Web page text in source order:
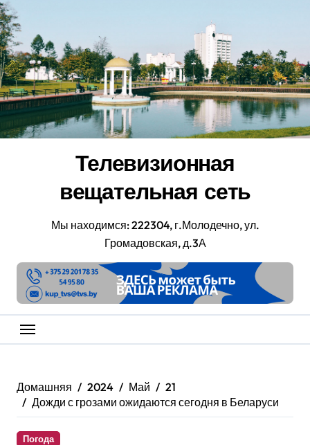
Перейти
к
содержанию
Телевизионная
вещательная сеть
Мы находимся: 222304, г.Молодечно, ул.
Громадовская, д.3А
Домашняя 2024 Май
21
Дожди с грозами ожидаются сегодня в Беларуси
Погода